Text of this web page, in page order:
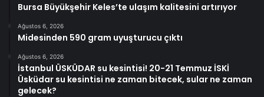
Bursa Büyükşehir Keles’te ulaşım kalitesini artırıyor
Ağustos 6, 2026
Midesinden 590 gram uyuşturucu çıktı
Ağustos 6, 2026
İstanbul ÜSKÜDAR su kesintisi! 20-21 Temmuz İSKİ
Üsküdar su kesintisi ne zaman bitecek, sular ne zaman
gelecek?